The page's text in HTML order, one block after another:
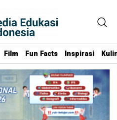
Film Fun Facts Inspirasi